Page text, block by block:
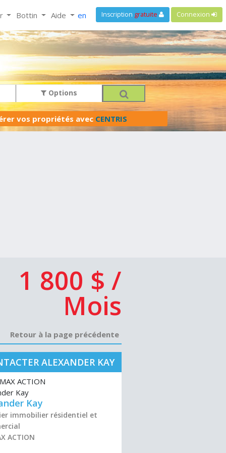
Bottin Aide en Inscription gratuite Connexion
Options
vos propriétés avec CENTRIS
1 800 $ /
Mois
Retour à la page précédente
ALEXANDER KAY
Kay
immobilier résidentiel et
ACTION